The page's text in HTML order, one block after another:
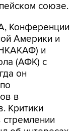
Конференции
и
(АФК) с
он
в
об интересах
итоге глава